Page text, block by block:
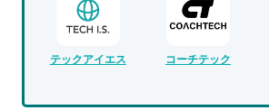
テックアイエス コーチテック